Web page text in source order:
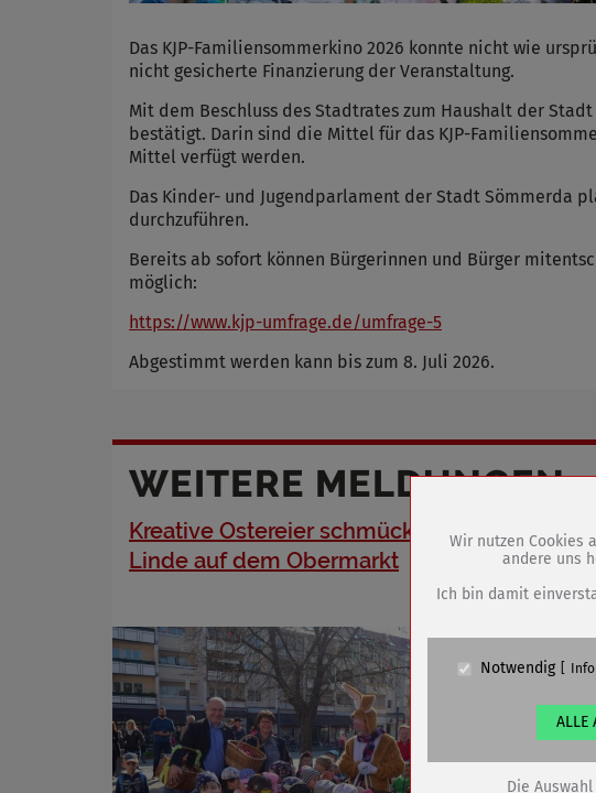
Das KJP-Familiensommerkino 2026 konnte nicht wie
nicht gesicherte Finanzierung der Veranstaltung.
Mit dem Beschluss des Stadtrates zum Haushalt der
bestätigt. Darin sind die Mittel für das KJP-
Mittel verfügt werden.
Das Kinder- und Jugendparlament der Stadt Sömmerda
durchzuführen.
Bereits ab sofort können Bürgerinnen und Bürger
möglich:
https://www.kjp-umfrage.de/umfrage-5
Abgestimmt werden kann bis zum 8. Juli 2026.
WEITERE MELDUNGEN
Kreative Ostereier schmücken die
Linde auf dem Obermarkt
Zum
PHP
Anbieter
Cookie Name
Cookie Laufzeit
Wir nutzen Cookies
andere uns
Ich bin damit
Notwendig Info
ALLE
Die